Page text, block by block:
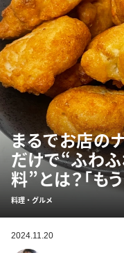
まるでお店の
だけで“ふわ
料”とは？「も
料理・グルメ
2024.11.20